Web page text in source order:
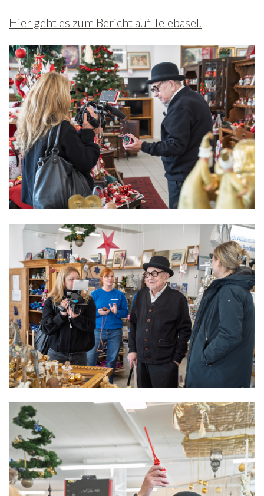
Hier geht es zum Bericht auf Telebasel.